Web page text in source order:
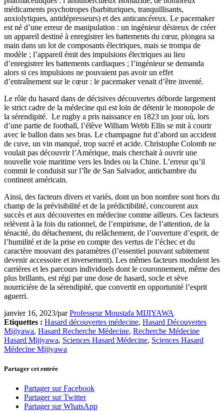
médicaments psychotropes (barbituriques, tranquillisants,
anxiolytiques, antidépresseurs) et des anticancéreux. Le pacemaker
est né d’une erreur de manipulation : un ingénieur désireux de créer
un appareil destiné à enregistrer les battements du cœur, plongea sa
main dans un lot de composants électriques, mais se trompa de
modèle ; l’appareil émit des impulsions électriques au lieu
d’enregistrer les battements cardiaques ; l’ingénieur se demanda
alors si ces impulsions ne pouvaient pas avoir un effet
d’entraînement sur le cœur : le pacemaker venait d’être inventé.
Le rôle du hasard dans de décisives découvertes déborde largement
le strict cadre de la médecine qui est loin de détenir le monopole de
la sérendipité. Le rugby a pris naissance en 1823 un jour où, lors
d’une partie de football, l’élève William Webb Ellis se mit à courir
avec le ballon dans ses bras. Le champagne fut d’abord un accident
de cuve, un vin manqué, trop sucré et acide. Christophe Colomb ne
voulait pas découvrir l’Amérique, mais cherchait à ouvrir une
nouvelle voie maritime vers les Indes ou la Chine. L’erreur qu’il
commit le conduisit sur l’île de San Salvador, antichambre du
continent américain.
Ainsi, des facteurs divers et variés, dont un bon nombre sont hors du
champ de la prévisibilité et de la prédictibilité, concourent aux
succès et aux découvertes en médecine comme ailleurs. Ces facteurs
relèvent à la fois du rationnel, de l’empirisme, de l’attention, de la
ténacité, du détachement, du relâchement, de l’ouverture d’esprit, de
l’humilité et de la prise en compte des vertus de l’échec et du
caractère mouvant des paramètres (l’essentiel pouvant subitement
devenir accessoire et inversement). Les mêmes facteurs modulent les
carrières et les parcours individuels dont le couronnement, même des
plus brillants, est régi par une dose de hasard, socle et sève
nourricière de la sérendipité, que convertit en opportunité l’esprit
aguerri.
janvier 16, 2023/parProfesseur Moustafa MIJIYAWA
Etiquettes : Hasard découvertes médecine, Hasard Découvertes
Mijiyawa, Hasard Recherche Médecine, Recherche Médecine
Hasard Mijiyawa, Sciences Hasard Médecine, Sciences Hasard
Médecine Mijiyawa
Partager cet entrée
Partager sur Facebook
Partager sur Twitter
Partager sur WhatsApp